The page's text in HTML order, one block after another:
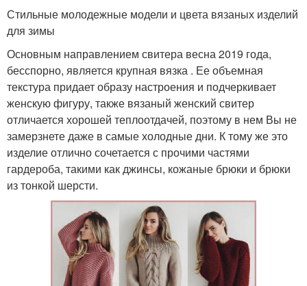
Стильные молодежные модели и цвета вязаных изделий
для зимы
Основным направлением свитера весна 2019 года,
бесспорно, является крупная вязка . Ее объемная
текстура придает образу настроения и подчеркивает
женскую фигуру, также вязаный женский свитер
отличается хорошей теплоотдачей, поэтому в нем Вы не
замерзнете даже в самые холодные дни. К тому же это
изделие отлично сочетается с прочими частями
гардероба, такими как джинсы, кожаные брюки и брюки
из тонкой шерсти.